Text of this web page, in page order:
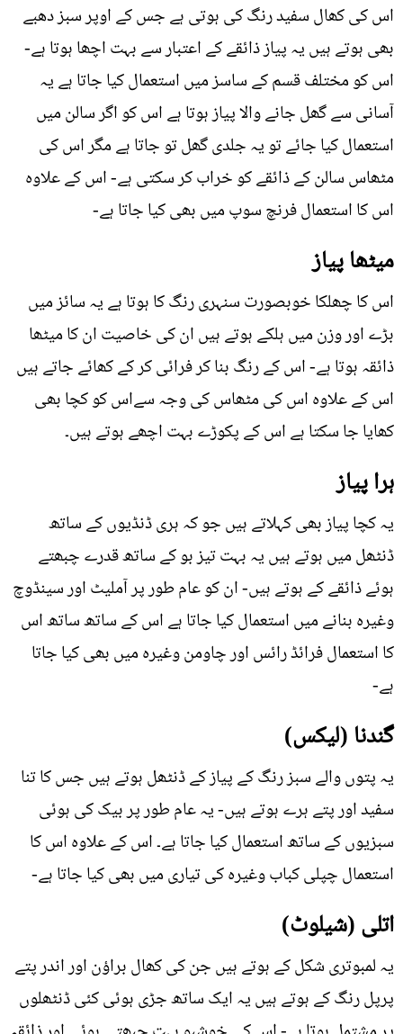
اس کی کھال سفید رنگ کی ہوتی ہے جس کے اوپر سبز دھبے
بھی ہوتے ہیں یہ پیاز ذائقے کے اعتبار سے بہت اچھا ہوتا ہے-
اس کو مختلف قسم کے ساسز میں استعمال کیا جاتا ہے یہ
آسانی سے گھل جانے والا پیاز ہوتا ہے اس کو اگر سالن میں
استعمال کیا جائے تو یہ جلدی گھل تو جاتا ہے مگر اس کی
مٹھاس سالن کے ذائقے کو خراب کر سکتی ہے- اس کے علاوہ
اس کا استعمال فرنچ سوپ میں بھی کیا جاتا ہے-
میٹھا پیاز
اس کا چھلکا خوبصورت سنہری رنگ کا ہوتا ہے یہ سائز میں
بڑے اور وزن میں ہلکے ہوتے ہیں ان کی خاصیت ان کا میٹھا
ذائقہ ہوتا ہے- اس کے رنگ بنا کر فرائی کر کے کھائے جاتے ہیں
اس کے علاوہ اس کی مٹھاس کی وجہ سےاس کو کچا بھی
کھایا جا سکتا ہے اس کے پکوڑے بہت اچھے ہوتے ہیں۔
ہرا پیاز
یہ کچا پیاز بھی کہلاتے ہیں جو کہ ہری ڈنڈيوں کے ساتھ
ڈنٹھل میں ہوتے ہیں یہ بہت تیز بو کے ساتھ قدرے چبھتے
ہوئے ذائقے کے ہوتے ہیں- ان کو عام طور پر آملیٹ اور سینڈوچ
وغیرہ بنانے میں استعمال کیا جاتا ہے اس کے ساتھ ساتھ اس
کا استعمال فرائڈ رائس اور چاومن وغیرہ میں بھی کیا جاتا
ہے-
گندنا (لیکس)
یہ پتوں والے سبز رنگ کے پیاز کے ڈنٹھل ہوتے ہیں جس کا تنا
سفید اور پتے ہرے ہوتے ہیں- یہ عام طور پر بیک کی ہوئی
سبزیوں کے ساتھ استعمال کیا جاتا ہے۔ اس کے علاوہ اس کا
استعمال چپلی کباب وغیرہ کی تیاری میں بھی کیا جاتا ہے-
اتلی (شیلوٹ)
یہ لمبوتری شکل کے ہوتے ہیں جن کی کھال براؤن اور اندر پتے
پرپل رنگ کے ہوتے ہیں یہ ایک ساتھ جڑی ہوئی کئی ڈنٹھلوں